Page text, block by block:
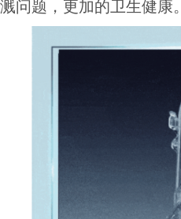
溅问题，更加的卫生健康。